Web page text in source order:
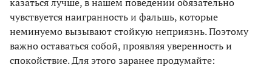
чувствуется наигранность и фальшь, которые
неминуемо вызывают стойкую неприязнь. Поэтому
важно оставаться собой, проявляя уверенность и
спокойствие. Для этого заранее продумайте: